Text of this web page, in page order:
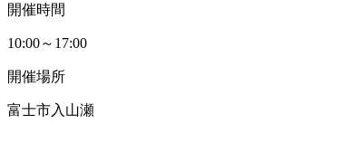
開催時間
10:00～17:00
開催場所
富士市入山瀬